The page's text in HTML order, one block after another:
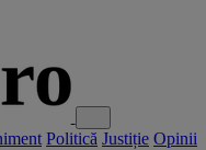
Politică Justiție Opinii